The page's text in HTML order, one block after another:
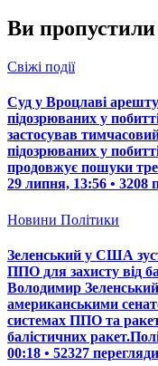
Ви пропустили
Свіжі події
Суд у Вроцлаві
підозрюваних у
застосував
підозрюваних у
продовжує пошуки
29 липня, 13:56 • 3208
Новини Політики
Зеленський у США
ППО для захисту від
Володимир
американськими
системах ППО та
балістичних
00:18 • 52327 перегляди